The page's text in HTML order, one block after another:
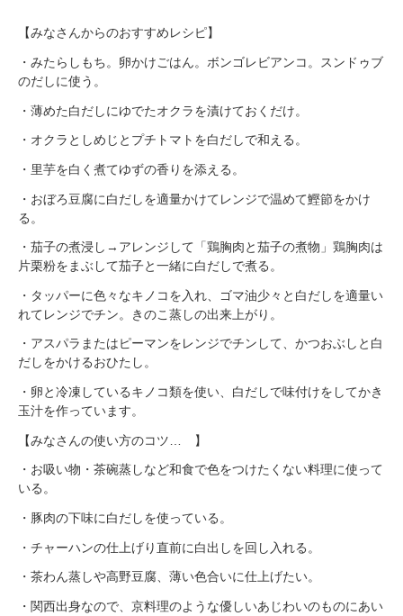
【みなさんからのおすすめレシピ】
・みたらしもち。卵かけごはん。ボンゴレビアンコ。スンドゥブ
のだしに使う。
・薄めた白だしにゆでたオクラを漬けておくだけ。
・オクラとしめじとプチトマトを白だしで和える。
・里芋を白く煮てゆずの香りを添える。
・おぼろ豆腐に白だしを適量かけてレンジで温めて鰹節をかけ
る。
・茄子の煮浸し→アレンジして「鶏胸肉と茄子の煮物」鶏胸肉は
片栗粉をまぶして茄子と一緒に白だしで煮る。
・タッパーに色々なキノコを入れ、ゴマ油少々と白だしを適量い
れてレンジでチン。きのこ蒸しの出来上がり。
・アスパラまたはピーマンをレンジでチンして、かつおぶしと白
だしをかけるおひたし。
・卵と冷凍しているキノコ類を使い、白だしで味付けをしてかき
玉汁を作っています。
【みなさんの使い方のコツ… 】
・お吸い物・茶碗蒸しなど和食で色をつけたくない料理に使って
いる。
・豚肉の下味に白だしを使っている。
・チャーハンの仕上げり直前に白出しを回し入れる。
・茶わん蒸しや高野豆腐、薄い色合いに仕上げたい。
・関西出身なので、京料理のような優しいあじわいのものにあい